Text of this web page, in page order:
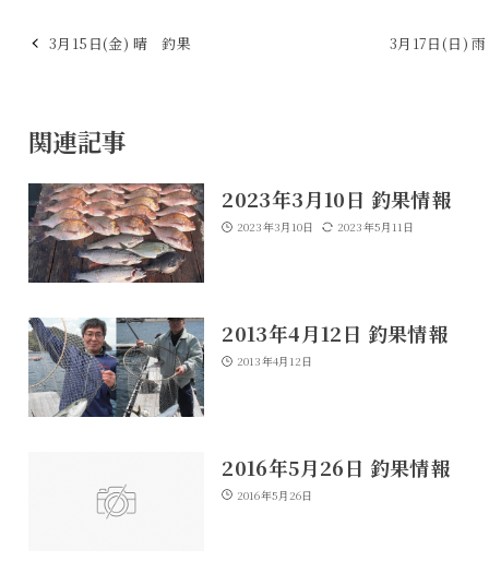
3月15日(金) 晴 釣果 3月17日(日)
関連記事
2023年3月10日 釣果情報
2023年3月10日 2023年5月11日
2013年4月12日 釣果情報
2013年4月12日
2016年5月26日 釣果情報
2016年5月26日